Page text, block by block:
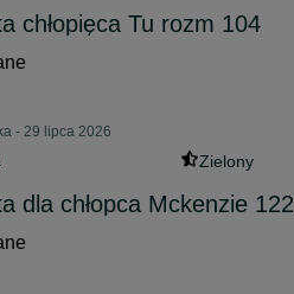
chłopięca Tu rozm 104
- 29 lipca 2026
Zielony
dla chłopca Mckenzie 122